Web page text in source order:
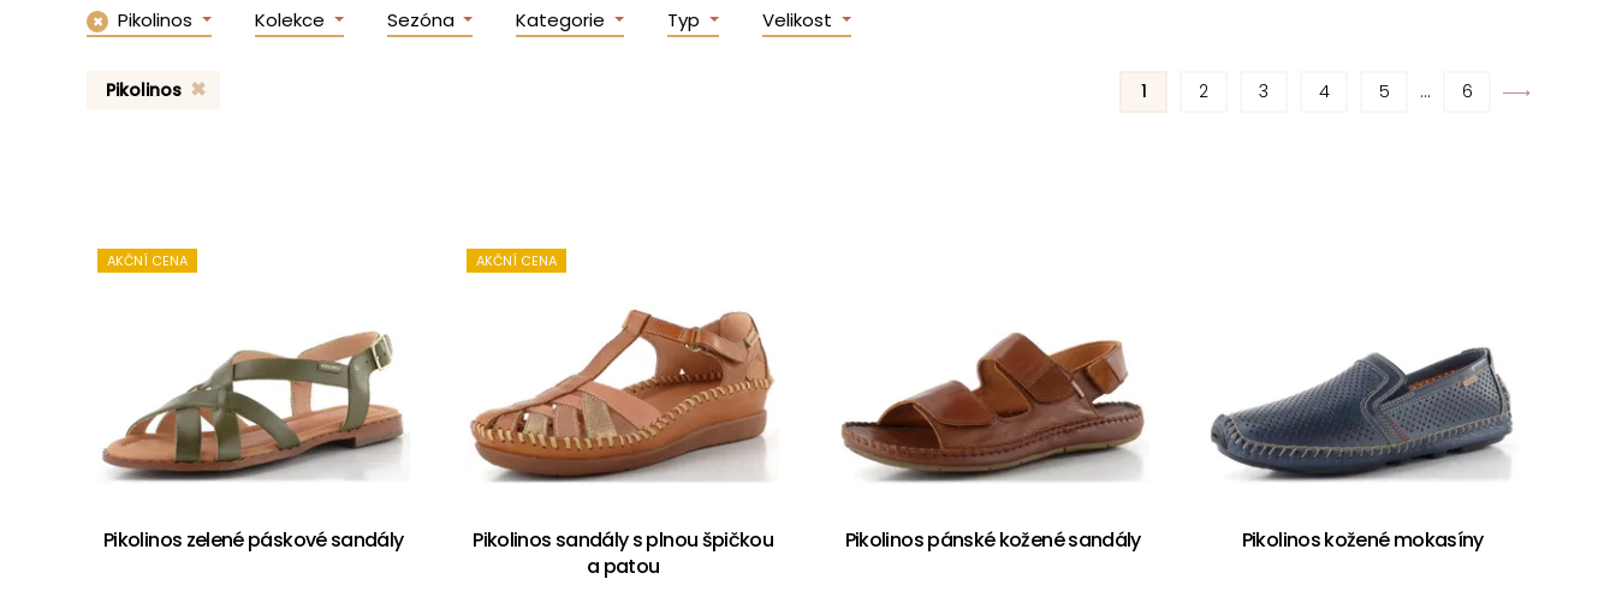
✖ Pikolinos Kolekce Sezóna Kategorie Typ Velikost
Pikolinos 1 2 3 4 5 ... 6
AKČNÍ CENA
Pikolinos zelené páskové sandály
AKČNÍ CENA
Pikolinos sandály s plnou špičkou
a patou
Pikolinos pánské kožené sandály Pikolinos kožené mokasíny